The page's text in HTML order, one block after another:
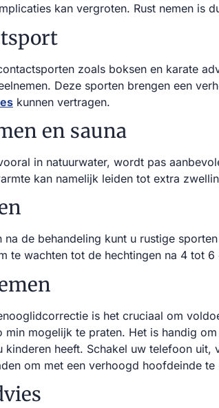
kan vergroten. Rust nemen is
zoals boksen en karate
Deze sporten brengen een
kunnen vertragen.
en sauna
in natuurwater, wordt pas
kan namelijk leiden tot extra
na de behandeling kunt u rustige
te wachten tot de hechtingen na 4 tot
is het cruciaal om
min mogelijk te praten. Het is handig
kinderen heeft. Schakel uw telefoon
om met een verhoogd hoofdeinde te